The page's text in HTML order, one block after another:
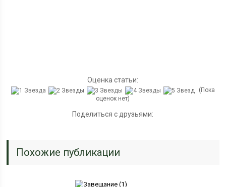
Оценка статьи:
(Пока
оценок нет)
Поделиться с друзьями:
Похожие публикации